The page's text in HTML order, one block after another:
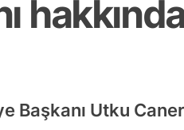
Başkanı Utku